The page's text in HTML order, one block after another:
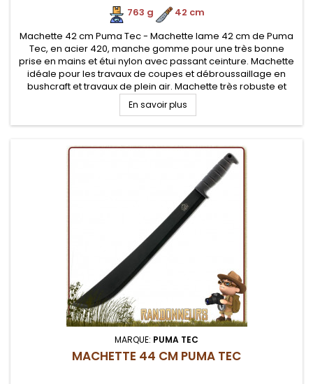
763 g
42 cm
Machette 42 cm Puma Tec - Machette lame 42 cm de Puma
Tec, en acier 420, manche gomme pour une très bonne
prise en mains et étui nylon avec passant ceinture. Machette
idéale pour les travaux de coupes et débroussaillage en
bushcraft et travaux de plein air. Machette très robuste et
ergonomique
En savoir plus
MARQUE: PUMA TEC
MACHETTE 44 CM PUMA TEC